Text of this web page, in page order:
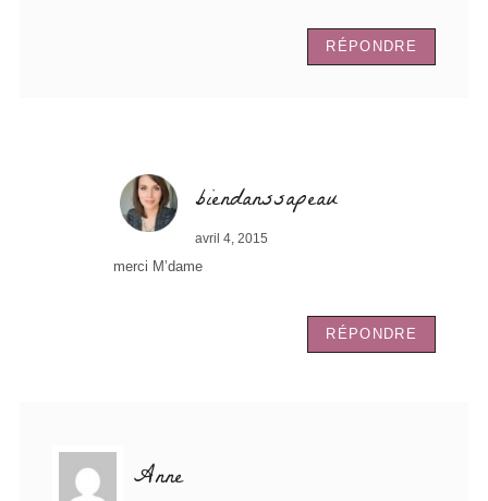
RÉPONDRE
biendanssapeau
avril 4, 2015
merci M’dame
RÉPONDRE
Anne